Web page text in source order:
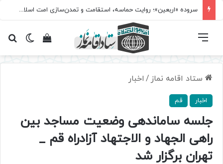
سروده‌ «اربعین»؛ روایت حماسه، استقامت و تمدن‌سازی امت اسلامی
تغییرمشاهده فهرست
ستاد اقامه نماز / اخبار
اخبار قم
جلسه ساماندهی وضعیت مساجد بین‌
راهی الجهاد و الاجتهاد آزادراه قم _
تهران برگزار شد